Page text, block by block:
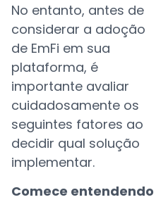
No entanto, antes de
considerar a adoção
de EmFi em sua
plataforma, é
importante avaliar
cuidadosamente os
seguintes fatores ao
decidir qual solução
implementar.
Comece entendendo